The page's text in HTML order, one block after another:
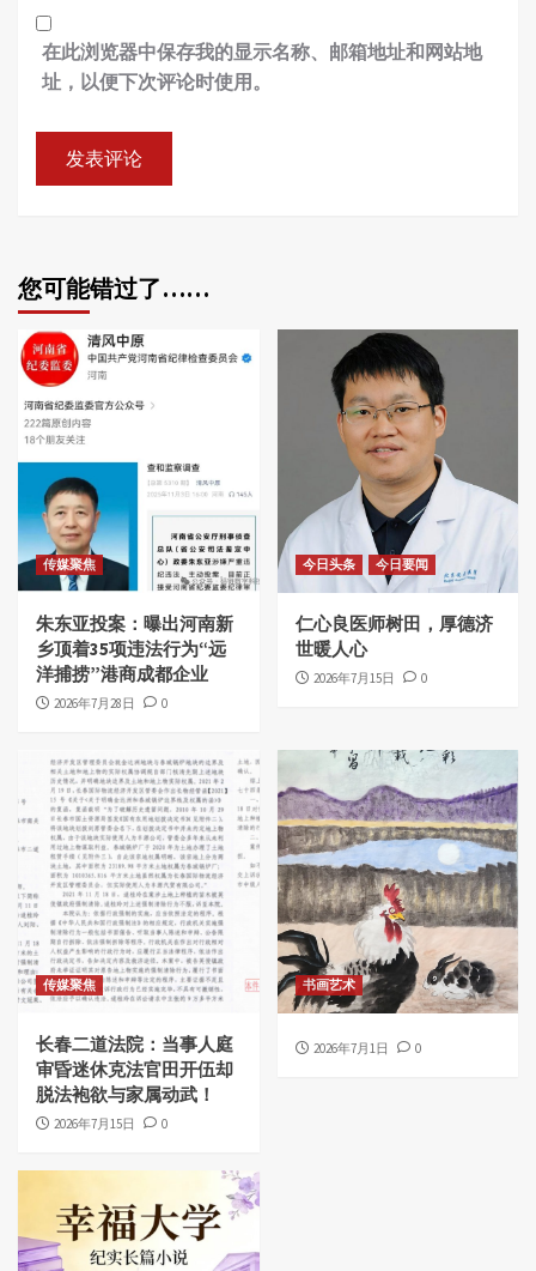
在此浏览器中保存我的显示名称、邮箱地址和网站地
址，以便下次评论时使用。
您可能错过了……
传媒聚焦
朱东亚投案：曝出河南新
乡顶着35项违法行为“远
洋捕捞”港商成都企业
2026年7月28日 0
今日头条 今日要闻
仁心良医师树田，厚德济
世暖人心
2026年7月15日 0
传媒聚焦
长春二道法院：当事人庭
审昏迷休克法官田开伍却
脱法袍欲与家属动武！
2026年7月15日 0
书画艺术
2026年7月1日 0